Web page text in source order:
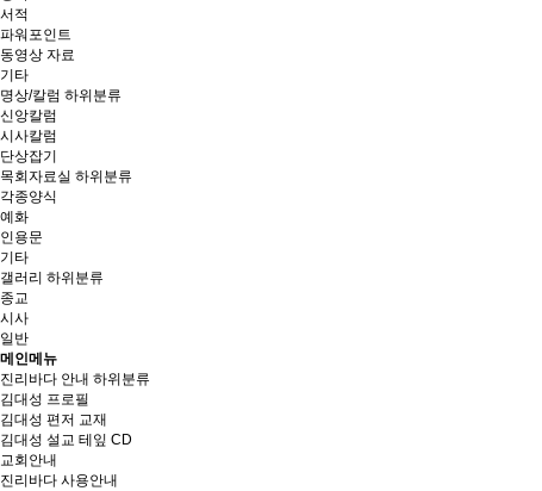
서적
파워포인트
동영상 자료
기타
명상/칼럼 하위분류
신앙칼럼
시사칼럼
단상잡기
목회자료실 하위분류
각종양식
예화
인용문
기타
갤러리 하위분류
종교
시사
일반
메인메뉴
진리바다 안내 하위분류
김대성 프로필
김대성 편저 교재
김대성 설교 테잎 CD
교회안내
진리바다 사용안내